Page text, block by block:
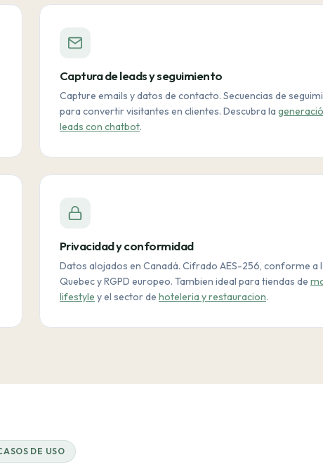
Captura de leads y seguimiento
Capture emails y datos de contacto. Secuencias de
para convertir visitantes en clientes. Descubra la
leads con chatbot.
Privacidad y conformidad
Datos alojados en Canadá. Cifrado AES-256, conforme a
Quebec y RGPD europeo. Tambien ideal para tiendas de
lifestyle y el sector de hoteleria y restauracion.
DE USO